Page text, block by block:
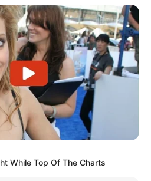
– Τι αποκαλύπτουν νέες
Ειδήσεις από την Ελλάδα και
συμβαίνουν, στο Newstok.gr
While Top Of The Charts